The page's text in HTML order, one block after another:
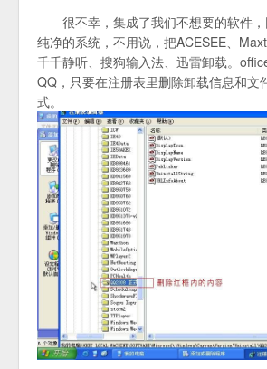
很不幸，集成了我们不想要的软件，
纯净的系统，不用说，把ACESEE、
千千静听、搜狗输入法、迅雷卸载。
QQ，只要在注册表里删除卸载信息和文
式。